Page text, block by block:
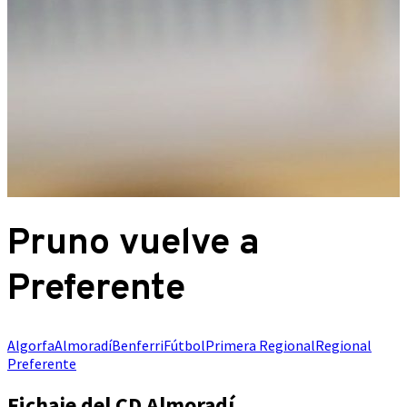
Pruno vuelve a
Preferente
AlgorfaAlmoradíBenferriFútbolPrimera RegionalRegional
Preferente